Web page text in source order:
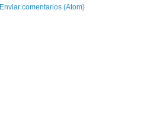
Enviar comentarios (Atom)